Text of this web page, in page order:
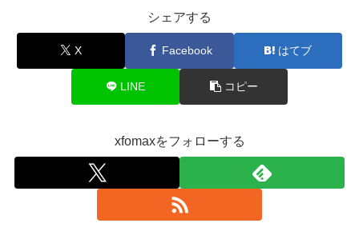
シェアする
X Facebook はてブ
LINE コピー
xfomaxをフォローする